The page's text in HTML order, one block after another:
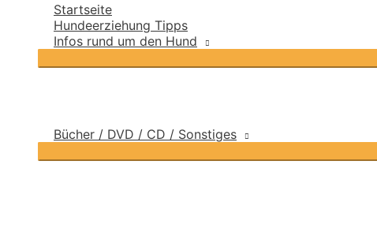
Startseite
Hundeerziehung Tipps
Infos rund um den Hund
Bücher / DVD / CD / Sonstiges